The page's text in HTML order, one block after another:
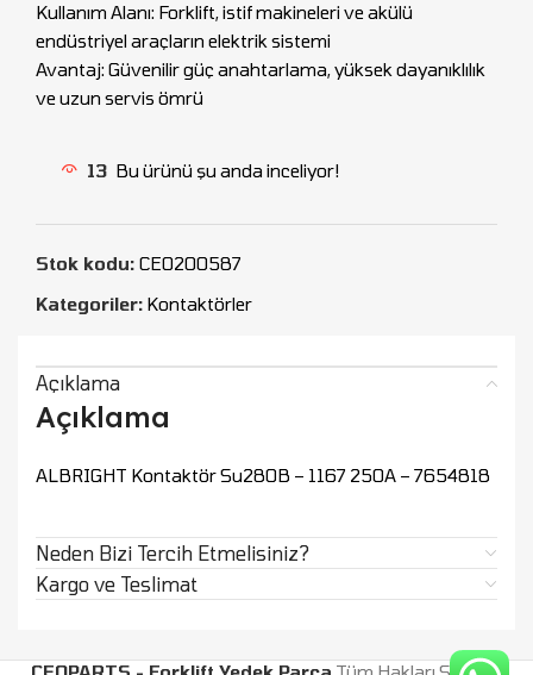
Kullanım Alanı: Forklift, istif makineleri ve akülü
endüstriyel araçların elektrik sistemi
Avantaj: Güvenilir güç anahtarlama, yüksek dayanıklılık
ve uzun servis ömrü
13 Bu ürünü şu anda inceliyor!
Stok kodu: CEO200587
Kategoriler: Kontaktörler
Açıklama
Açıklama
ALBRIGHT Kontaktör Su280B – 1167 250A – 7654818
Neden Bizi Tercih Etmelisiniz?
Kargo ve Teslimat